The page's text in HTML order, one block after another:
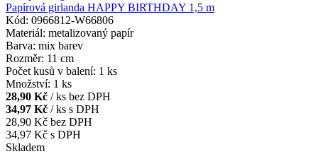
Papírová girlanda HAPPY BIRTHDAY 1,5 m
Kód: 0966812-W66806
Materiál: metalizovaný papír
Barva: mix barev
Rozměr: 11 cm
Počet kusů v balení: 1 ks
Množství: 1 ks
28,90 Kč / ks bez DPH
34,97 Kč / ks s DPH
28,90 Kč bez DPH
34,97 Kč s DPH
Skladem